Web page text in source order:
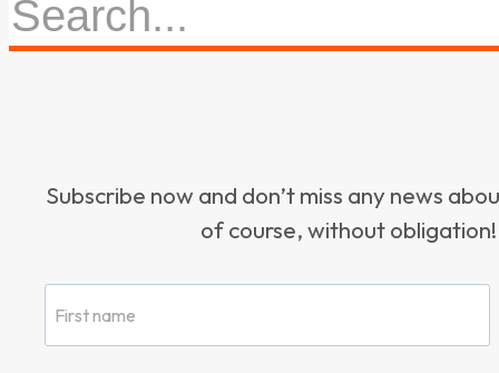
Subscribe now and don’t miss any news
of course, without obligation!